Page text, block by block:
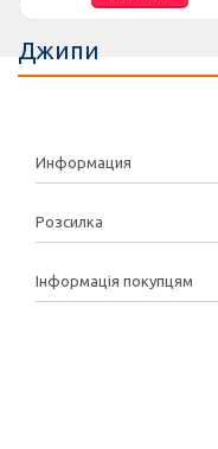
Джипи
Информация
Розсилка
Інформація покупцям